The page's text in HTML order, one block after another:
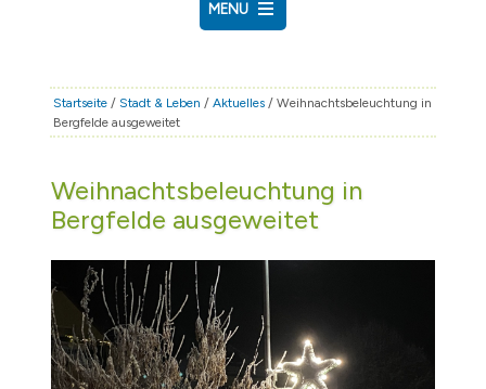
MENU
RATHAUS & POLITIK
BÜRGERSERVICE
TOURISMUS
Startseite /Stadt & Leben /Aktuelles / Weihnachtsbeleuchtung in
Bergfelde ausgeweitet
Weihnachtsbeleuchtung in
Bergfelde ausgeweitet